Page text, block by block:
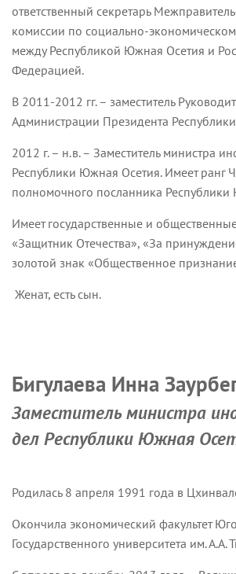
ответственный секретарь
комиссии по социально-
между Республикой Южная Осетия и
Федерацией.
В 2011-2012 гг. – заместитель
Администрации Президента
2012 г. – н.в. – Заместитель министра
Республики Южная Осетия. Имеет ранг
полномочного посланника
Имеет государственные и
«Защитник Отечества», «За
золотой знак «Общественное
Женат, есть сын.
Бигулаева Инна
Заместитель министра
дел Республики Южная
Родилась 8 апреля 1991 года в
Окончила экономический факультет
Государственного университета им. А.А.